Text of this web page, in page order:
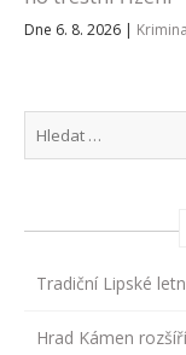
Dne 6. 8. 2026 |
Tradiční Lipské
Hrad Kámen